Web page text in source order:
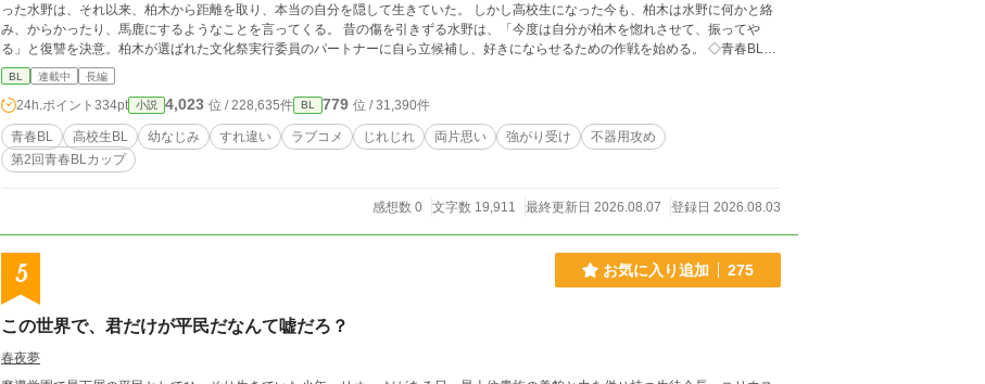
った水野は、それ以来、柏木から距離を取り、本当の自分を隠して生きていた。 しかし高校生になった今も、柏木は水野に何かと絡
み、からかったり、馬鹿にするようなことを言ってくる。 昔の傷を引きずる水野は、「今度は自分が柏木を惚れさせて、振ってや
る」と復讐を決意。柏木が選ばれた文化祭実行委員のパートナーに自ら立候補し、好きにならせるための作戦を始める。 ◇青春BLカ
ップ初参加です(*'ω'*)◇ 書きながらの投稿になりますが、応援してもらえたら嬉しいですっ！ ※本作品の全文または一部について、
著作権者の許可なく転載・複製・配布・AI学習への利用・音声化・動画化、その他の二次利用を行うことを禁止します。
BL 連載中 長編
24h.ポイント 334pt 小説 4,023 位 / 228,635件 BL 779 位 / 31,390件
青春BL 高校生BL 幼なじみ すれ違い ラブコメ じれじれ 両片思い 強がり受け
不器用攻め
第2回青春BLカップ
感想数 0 文字数 19,911 最終更新日 2026.08.07 登録日 2026.08.03
5 お気に入り追加 275
この世界で、君だけが平民だなんて嘘だろ？
春夜夢